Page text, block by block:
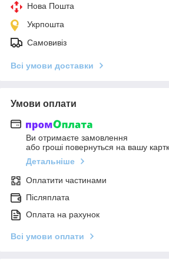
Нова Пошта
Укрпошта
Самовивіз
Всі умови доставки
Умови оплати
Ви отримаєте замовлення
або гроші повернуться на вашу
Детальніше
Оплатити частинами
Післяплата
Оплата на рахунок
Всі умови оплати